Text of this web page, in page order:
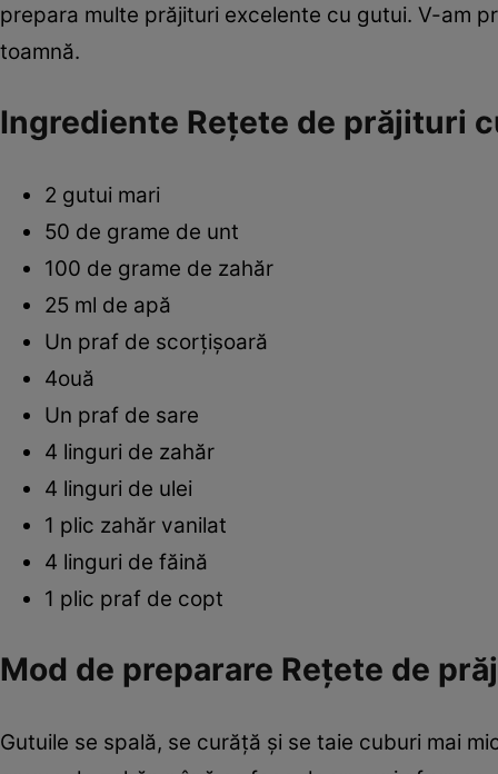
prepara multe prăjituri excelente cu gutui. V-am
toamnă.
Ingrediente Reţete de prăjituri
2 gutui mari
50 de grame de unt
100 de grame de zahăr
25 ml de apă
Un praf de scorţişoară
4ouă
Un praf de sare
4 linguri de zahăr
4 linguri de ulei
1 plic zahăr vanilat
4 linguri de făină
1 plic praf de copt
Mod de preparare Reţete de
Gutuile se spală, se curăţă şi se taie cuburi mai